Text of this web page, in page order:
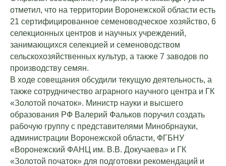
отметил, что на территории Воронежской области есть
21 сертифицированное семеноводческое хозяйство, 6
селекционных центров и научных учреждений,
занимающихся селекцией и семеноводством
сельскохозяйственных культур, а также 7 заводов по
производству семян.
В ходе совещания обсудили текущую деятельность, а
также сотрудничество аграрного научного центра и ГК
«Золотой початок». Министр науки и высшего
образования РФ Валерий Фальков поручил создать
рабочую группу с представителями Минобрнауки,
администрации Воронежской области, ФГБНУ
«Воронежский ФАНЦ им. В.В. Докучаева» и ГК
«Золотой початок» для подготовки рекомендаций и